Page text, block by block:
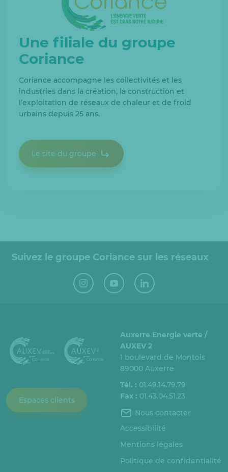
Une filiale du groupe
Coriance
Coriance accompagne les collectivités et les
industries dans la création, la construction et
l’exploitation de réseaux de chaleur et de froid
urbains depuis 25 ans.
Le site du groupe
Suivez le groupe Coriance sur les réseaux
Espaces clients
Auxerre Energie verte /
AUXEV 2
1 boulevard de Montois
89000 Auxerre
Tél. : 01.49.14.79.79
Fax : 01.43.04.51.23
Nous contacter
Accessibilité
Mentions légales
Politique de confidentialité